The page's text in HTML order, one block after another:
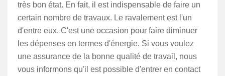
très bon état. En fait, il est indispensable de faire un
certain nombre de travaux. Le ravalement est l'un
d'entre eux. C'est une occasion pour faire diminuer
les dépenses en termes d'énergie. Si vous voulez
une assurance de la bonne qualité de travail, nous
vous informons qu'il est possible d'entrer en contact